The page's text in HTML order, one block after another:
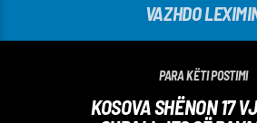
VAZHDO
PARA KËTI POSTIMI
KOSOVA SHËNON 17